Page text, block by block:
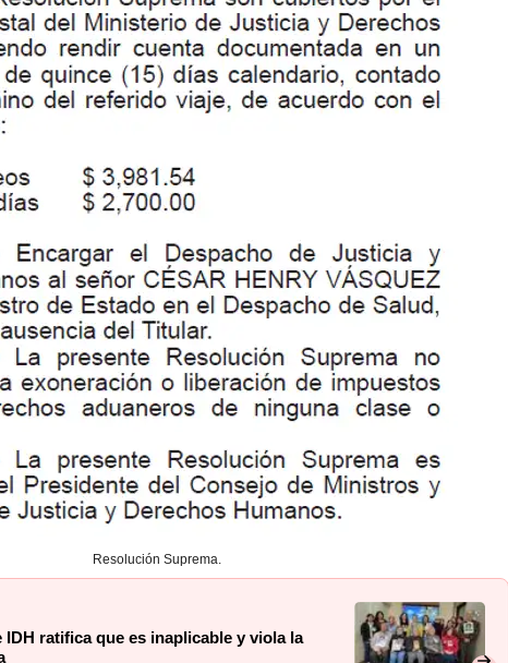
Resolución Suprema.
ratifica que es inaplicable y viola la